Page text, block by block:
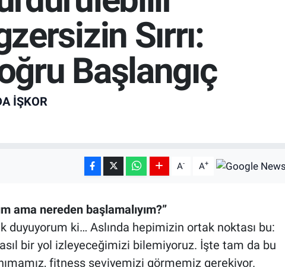
Sırrı:
Başlangıç
İŞKOR
A- A+
ama nereden başlamalıyım?”
duyuyorum ki… Aslında hepimizin ortak noktası bu:
bir yol izleyeceğimizi bilemiyoruz. İşte tam da bu
fitness seviyemizi görmemiz gerekiyor.